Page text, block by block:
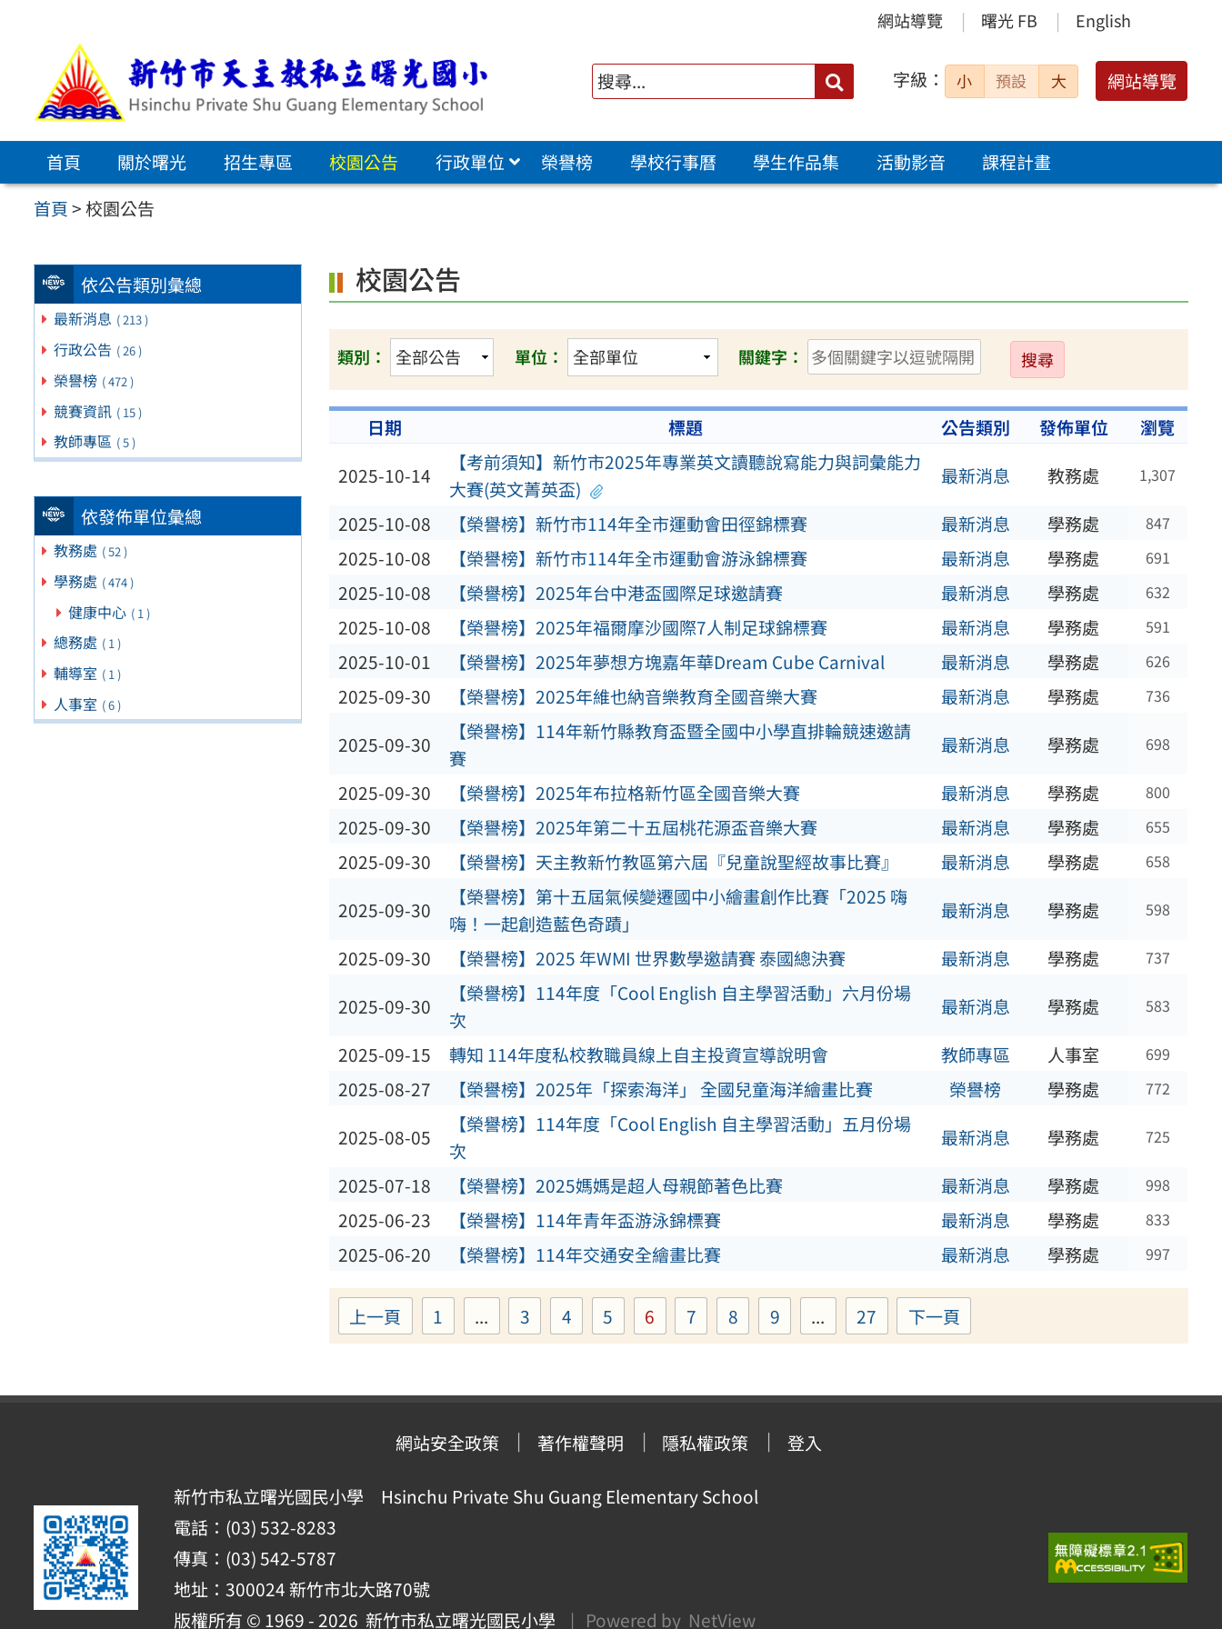
內
網站導覽 曙光 FB English
搜
字級： 小 預設 大 網站導覽
首頁 關於曙光 招生專區 校園公告 行政單位 榮譽榜 學校行事曆 學生作品集 活動影音
課程計畫
首頁>校園公告
依公告類別彙總
最新消息 ( 213 )
行政公告 ( 26 )
榮譽榜 ( 472 )
競賽資訊 ( 15 )
教師專區 ( 5 )
依發佈單位彙總
教務處 ( 52 )
學務處 ( 474 )
健康中心 ( 1 )
總務處 ( 1 )
輔導室 ( 1 )
人事室 ( 6 )
校園公告
類別： 單位： 關鍵字：
送
出
日期 標題 公告類別 發佈單位
瀏覽
2025-10-14
【考前須知】新竹市2025年專業英文讀聽說寫能力與詞彙能力
大賽(英文菁英盃)
最新消息 教務處 1,307
2025-10-08 【榮譽榜】新竹市114年全市運動會田徑錦標賽 最新消息 學務處 847
2025-10-08 【榮譽榜】新竹市114年全市運動會游泳錦標賽 最新消息 學務處 691
2025-10-08 【榮譽榜】2025年台中港盃國際足球邀請賽 最新消息 學務處 632
2025-10-08 【榮譽榜】2025年福爾摩沙國際7人制足球錦標賽 最新消息 學務處 591
2025-10-01 【榮譽榜】2025年夢想方塊嘉年華Dream Cube Carnival 最新消息 學務處 626
2025-09-30 【榮譽榜】2025年維也納音樂教育全國音樂大賽 最新消息 學務處 736
2025-09-30
【榮譽榜】114年新竹縣教育盃暨全國中小學直排輪競速邀請
賽
最新消息 學務處 698
2025-09-30 【榮譽榜】2025年布拉格新竹區全國音樂大賽 最新消息 學務處 800
2025-09-30 【榮譽榜】2025年第二十五屆桃花源盃音樂大賽 最新消息 學務處 655
2025-09-30 【榮譽榜】天主教新竹教區第六屆『兒童說聖經故事比賽』 最新消息 學務處 658
2025-09-30
【榮譽榜】第十五屆氣候變遷國中小繪畫創作比賽「2025 嗨
嗨！一起創造藍色奇蹟」
最新消息 學務處 598
2025-09-30 【榮譽榜】2025 年WMI 世界數學邀請賽 泰國總決賽 最新消息 學務處 737
2025-09-30
【榮譽榜】114年度「Cool English 自主學習活動」六月份場
次
最新消息 學務處 583
2025-09-15 轉知 114年度私校教職員線上自主投資宣導說明會 教師專區 人事室 699
2025-08-27 【榮譽榜】2025年「探索海洋」 全國兒童海洋繪畫比賽 榮譽榜 學務處 772
2025-08-05
【榮譽榜】114年度「Cool English 自主學習活動」五月份場
次
最新消息 學務處 725
2025-07-18 【榮譽榜】2025媽媽是超人母親節著色比賽 最新消息 學務處 998
2025-06-23 【榮譽榜】114年青年盃游泳錦標賽 最新消息 學務處 833
2025-06-20 【榮譽榜】114年交通安全繪畫比賽 最新消息 學務處 997
上一頁 Page
1 ... Page
3 Page
4 Page
5 Page
6 Page
7 Page
8 Page
9 ... Page
27 下一頁
網站安全政策 著作權聲明 隱私權政策 登入
新竹市私立曙光國民小學 Hsinchu Private Shu Guang Elementary School
電話：(03) 532-8283
傳真：(03) 542-5787
地址：300024 新竹市北大路70號
版權所有 © 1969 - 2026 新竹市私立曙光國民小學 | Powered by NetView